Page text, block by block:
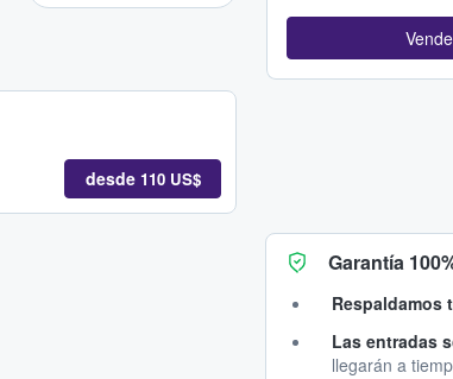
desde 110 US$
Garantía
Respaldamos
Las entradas
llegarán a